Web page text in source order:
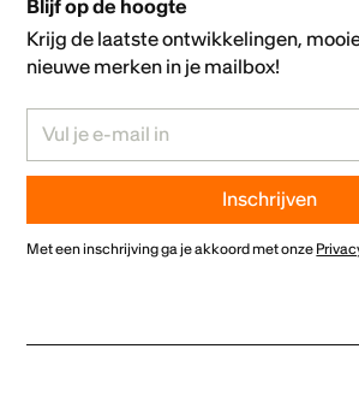
Blijf op de hoogte
Krijg de laatste ontwikkelingen,
nieuwe merken in je mailbox!
Met een inschrijving ga je akkoord met onze